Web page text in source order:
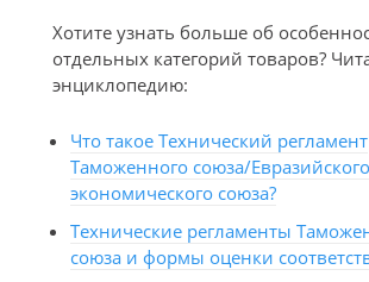
Хотите узнать больше об
отдельных категорий товаров?
энциклопедию:
Что такое Технический регламент
Таможенного союза/Евразийского
экономического союза?
Технические регламенты
союза и формы оценки